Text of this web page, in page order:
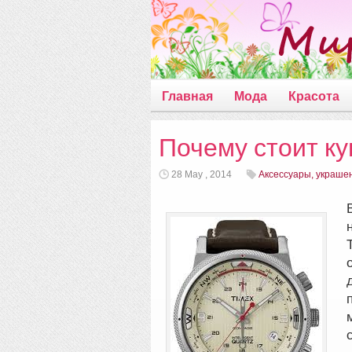
Главная Мода Красота
Почему стоит
28 May , 2014 Аксессуары,